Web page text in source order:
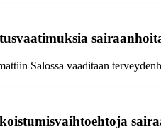
Salossa vaaditaan